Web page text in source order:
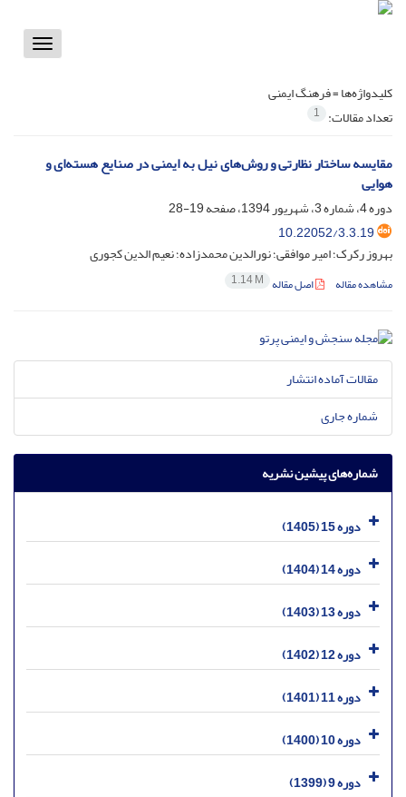
Toggle
کلیدواژه‌ها =فرهنگ ایمنی
تعداد مقالات: 1
مقایسه ساختار نظارتی و روش‌های نیل به ایمنی در صنایع هسته‌ای و
هوایی
دوره 4، شماره 3، شهریور 1394، صفحه
19-28
10.22052/3.3.19
بهروز رکرک؛ امیر موافقی؛ نورالدین محمدزاده؛ نعیم الدین کجوری
مشاهده مقاله اصل مقاله 1.14 M
مقالات آماده انتشار
شماره جاری
شماره‌های پیشین نشریه
دوره 15 (1405)
دوره 14 (1404)
دوره 13 (1403)
دوره 12 (1402)
دوره 11 (1401)
دوره 10 (1400)
دوره 9 (1399)